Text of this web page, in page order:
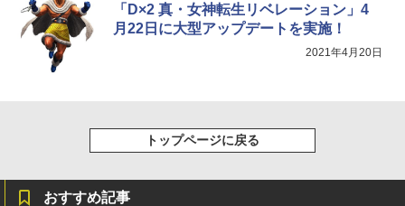
「D×2 真・女神転生リベレーション」4
月22日に大型アップデートを実施！
2021年4月20日
トップページに戻る
おすすめ記事